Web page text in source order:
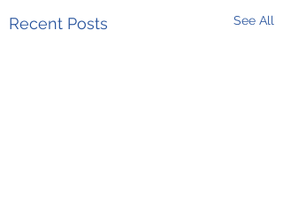
Recent Posts See All